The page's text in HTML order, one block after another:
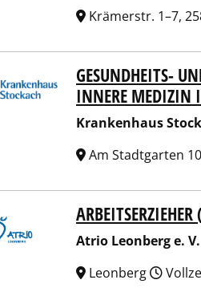
Krämerstr. 1–7,
Stockach GmbH
GESUNDHEITS-
INNERE MEDIZIN
Krankenhaus
Am Stadtgarten
Leonberg e. V.
Atrio Leonberg e. V.
Leonberg